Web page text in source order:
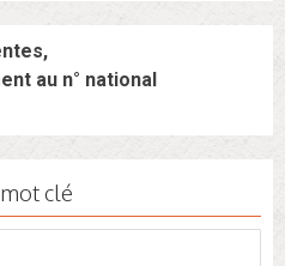
au n° national
mot clé